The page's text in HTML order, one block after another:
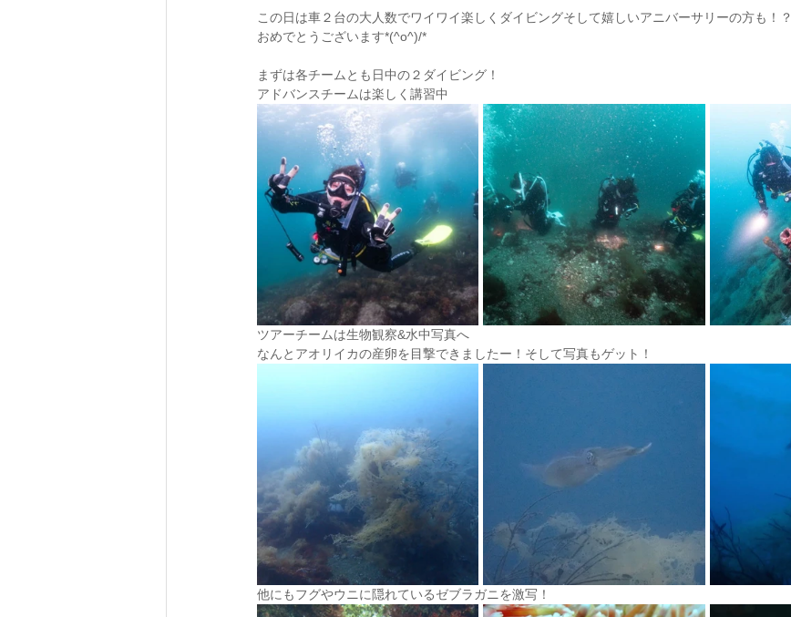
この日は車２台の大人数でワイワイ楽しくダイビングそして嬉しいアニバーサリーの方も！？
おめでとうございます*(^o^)/*
まずは各チームとも日中の２ダイビング！
アドバンスチームは楽しく講習中
ツアーチームは生物観察&水中写真へ
なんとアオリイカの産卵を目撃できましたー！そして写真もゲット！
他にもフグやウニに隠れているゼブラガニを激写！